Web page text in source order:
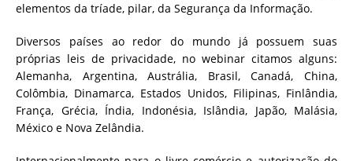
elementos da tríade, pilar, da Segurança da Informação.
Diversos países ao redor do mundo já possuem suas
próprias leis de privacidade, no webinar citamos alguns:
Alemanha, Argentina, Austrália, Brasil, Canadá, China,
Colômbia, Dinamarca, Estados Unidos, Filipinas, Finlândia,
França, Grécia, Índia, Indonésia, Islândia, Japão, Malásia,
México e Nova Zelândia.